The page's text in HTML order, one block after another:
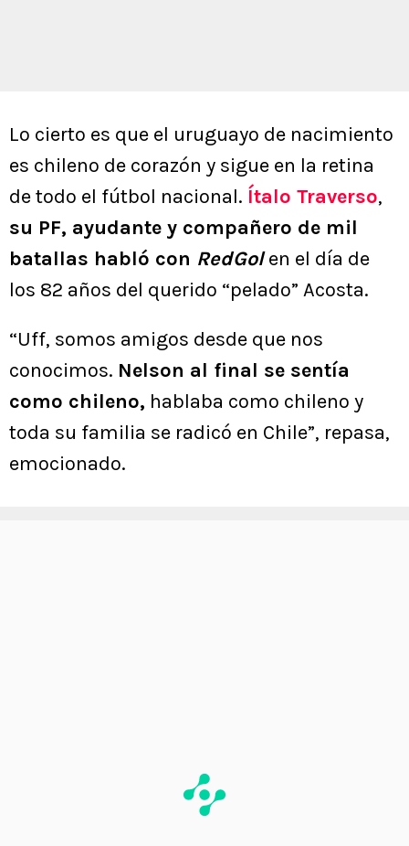
Lo cierto es que el uruguayo de nacimiento
es chileno de corazón y sigue en la retina
de todo el fútbol nacional. Ítalo Traverso,
su PF, ayudante y compañero de mil
batallas habló con RedGolen el día de
los 82 años del querido “pelado” Acosta.
“Uff, somos amigos desde que nos
conocimos. Nelson al final se sentía
como chileno, hablaba como chileno y
toda su familia se radicó en Chile”, repasa,
emocionado.